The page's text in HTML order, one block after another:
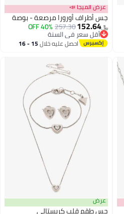
عرض الميجا 📣
جس أطراف أورورا مرصعة - بوصة
﷼‏152.64
257.30
40% OFF
أقل سعر في السنة
أقل سعر في السنة
احصل عليه خلال 15 - 16
عرض
جس طقم قلب كريستالي